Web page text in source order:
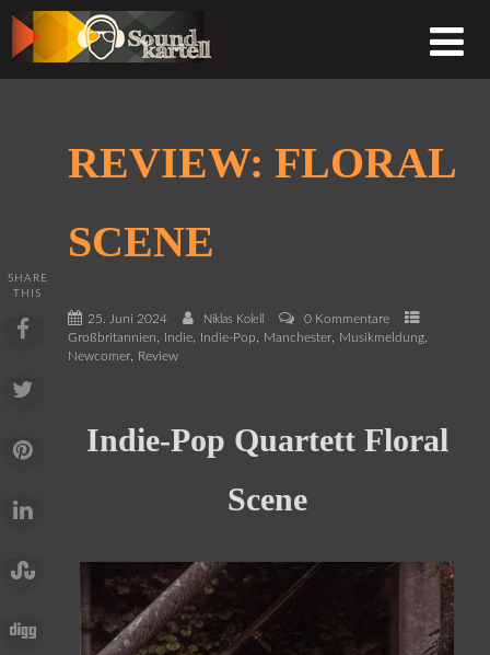
REVIEW: FLORAL
SCENE
25. Juni 2024 Niklas Kolell
0 Kommentare
Großbritannien, Indie, Indie-Pop, Manchester, Musikmeldung,
Newcomer, Review
SHARE
THIS
Indie-Pop Quartett Floral
Scene